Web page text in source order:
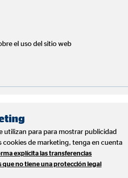
entre los planes de renta
siendo los últimos
pero también con mucho más
el uso del sitio web
utilizan para para mostrar publicidad
cookies de marketing, tenga en cuenta
explícita las transferencias
que no tiene una protección legal